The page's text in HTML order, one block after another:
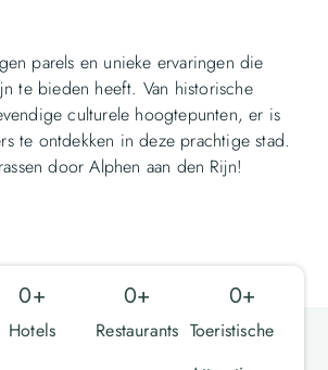
parels en unieke ervaringen die
te bieden heeft. Van historische
culturele hoogtepunten, er is
te ontdekken in deze prachtige stad.
door Alphen aan den Rijn!
Hotels
0+
Restaurants
0+
Toeristische
0+